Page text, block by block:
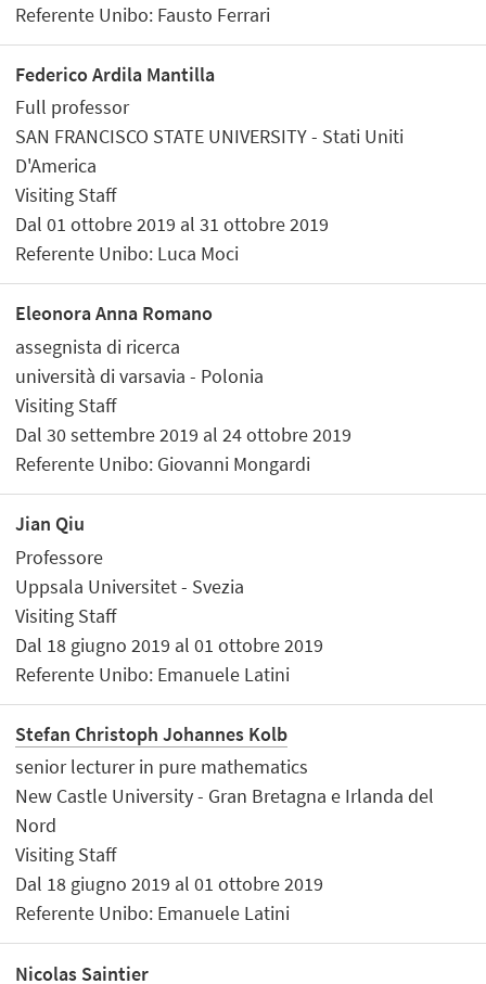
Referente Unibo: Fausto Ferrari
Federico Ardila Mantilla
Full professor
SAN FRANCISCO STATE UNIVERSITY - Stati Uniti
D'America
Visiting Staff
Dal 01 ottobre 2019 al 31 ottobre 2019
Referente Unibo: Luca Moci
Eleonora Anna Romano
assegnista di ricerca
università di varsavia - Polonia
Visiting Staff
Dal 30 settembre 2019 al 24 ottobre 2019
Referente Unibo: Giovanni Mongardi
Jian Qiu
Professore
Uppsala Universitet - Svezia
Visiting Staff
Dal 18 giugno 2019 al 01 ottobre 2019
Referente Unibo: Emanuele Latini
Stefan Christoph Johannes Kolb
senior lecturer in pure mathematics
New Castle University - Gran Bretagna e Irlanda del
Nord
Visiting Staff
Dal 18 giugno 2019 al 01 ottobre 2019
Referente Unibo: Emanuele Latini
Nicolas Saintier